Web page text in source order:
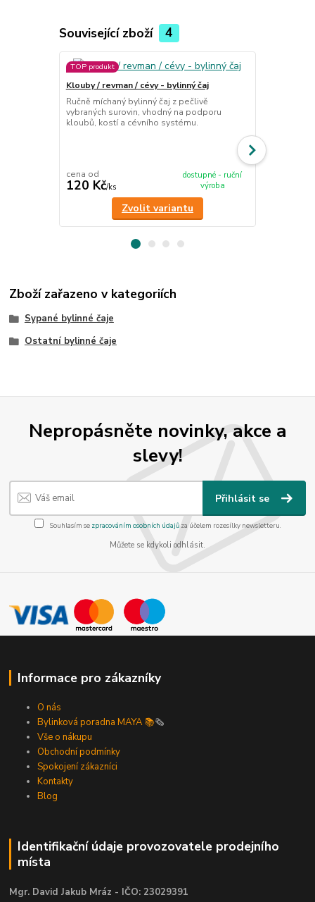
Související zboží 4
TOP produkt
Klouby / revman / cévy - bylinný čaj
Ručně míchaný bylinný čaj z pečlivě
vybraných surovin, vhodný na podporu
kloubů, kostí a cévního systému.
cena od
120 Kč/ks
dostupné - ruční
výroba
Zvolit variantu
vybraných
trávení i při
Zboží zařazeno v kategoriích
Sypané bylinné čaje
Ostatní bylinné čaje
Nepropásněte novinky, akce a
slevy!
Přihlásit se
Souhlasím se zpracováním osobních údajůza účelem rozesílky newsletteru.
Můžete se kdykoli odhlásit.
Informace pro zákazníky
O nás
Bylinková poradna MAYA 📚🗞️
Vše o nákupu
Obchodní podmínky
Spokojení zákazníci
Kontakty
Blog
Identifikační údaje provozovatele prodejního
místa
Mgr. David Jakub Mráz - IČO: 23029391